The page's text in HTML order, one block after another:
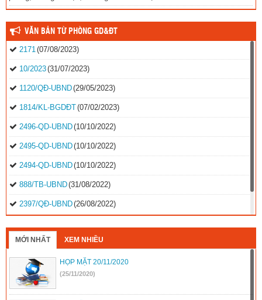
VĂN BẢN TỪ PHÒNG GD&ĐT
2171 (07/08/2023)
10/2023(31/07/2023)
1120/QĐ-UBND(29/05/2023)
1814/KL-BGDĐT(07/02/2023)
2496-QD-UBND(10/10/2022)
2495-QD-UBND(10/10/2022)
2494-QD-UBND(10/10/2022)
888/TB-UBND(31/08/2022)
2397/QĐ-UBND(26/08/2022)
MỚI NHẤT XEM NHIỀU
HỌP MẶT 20/11/2020
(25/11/2020)